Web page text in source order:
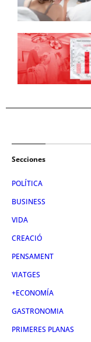
Secciones
POLÍTICA
BUSINESS
VIDA
CREACIÓ
PENSAMENT
VIATGES
+ECONOMÍA
GASTRONOMIA
PRIMERES PLANAS